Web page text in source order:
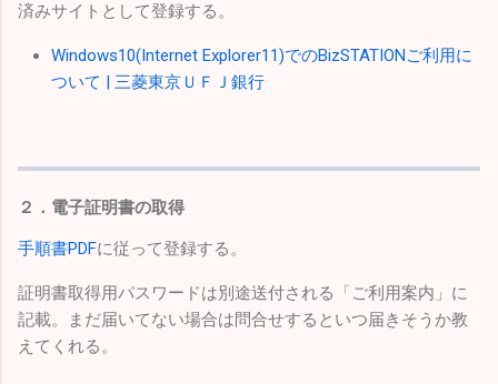
済みサイトとして登録する。
Windows10(Internet Explorer11)でのBizSTATIONご利用に
ついて | 三菱東京ＵＦＪ銀行
２．電子証明書の取得
手順書PDFに従って登録する。
証明書取得用パスワードは別途送付される「ご利用案内」に
記載。まだ届いてない場合は問合せするといつ届きそうか教
えてくれる。